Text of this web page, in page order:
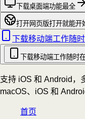
下载桌面端功能最全
打开网页版打开就能开
下载移动端工作随
下载移动端工作随时
支持 iOS 和 Android，
macOS、iOS 和
首页